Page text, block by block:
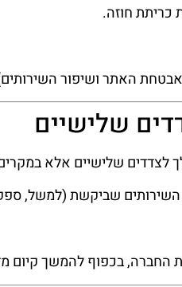
כריתת חוזה.
האתר ושיפור
שלישיים אלא
שביקשת (למשל,
החברה, בכפוף להמשך קיום